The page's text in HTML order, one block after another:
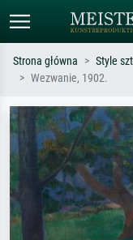
Szukaj wg artysty, tytułu lub
Monet, Gwiaździsta
impresjonizm, fala
Strona główna Style
Wezwanie, 1902.